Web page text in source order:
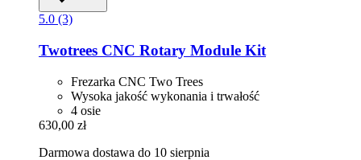
5.0 (3)
Twotrees CNC Rotary Module Kit
Frezarka CNC Two Trees
Wysoka jakość wykonania i trwałość
4 osie
630,00 zł
Darmowa dostawa do 10 sierpnia